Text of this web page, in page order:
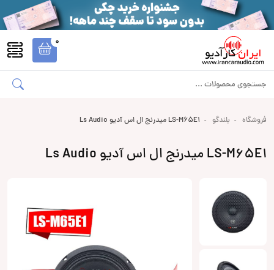
0
فروشگاه بلندگو LS-M65E1 میدرنج ال اس آدیو Ls Audio
LS-M65E1 میدرنج ال اس آدیو Ls Audio